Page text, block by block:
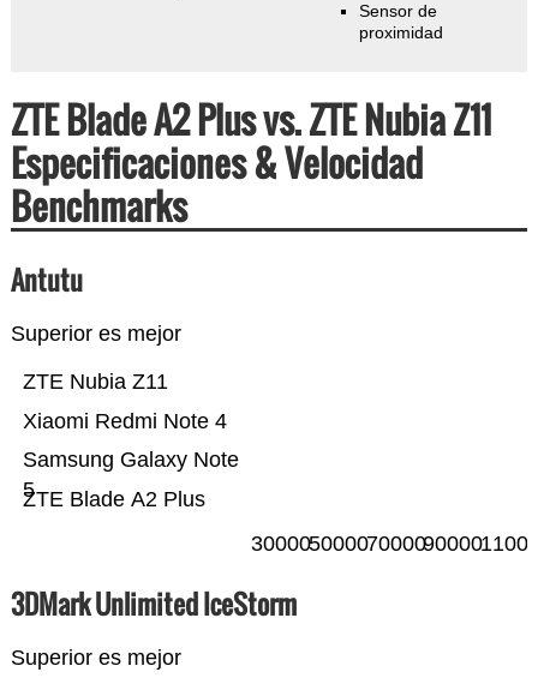
Sensor de
proximidad
ZTE Blade A2 Plus vs. ZTE Nubia Z11
Especificaciones & Velocidad
Benchmarks
Antutu
Superior es mejor
ZTE Blade A2 Plus
Samsung Galaxy Note
5
Xiaomi Redmi Note 4
ZTE Nubia Z11
30000500007000090000
3DMark Unlimited IceStorm
Superior es mejor